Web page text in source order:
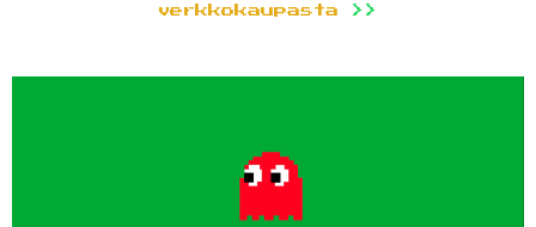
verkkokaupasta >>